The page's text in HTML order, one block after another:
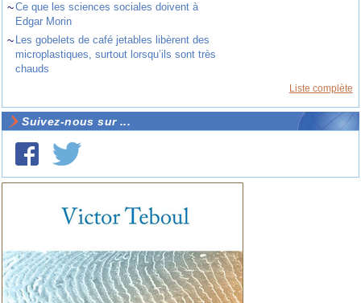
~Ce que les sciences sociales doivent à
Edgar Morin
~ Les gobelets de café jetables libèrent des
microplastiques, surtout lorsqu’ils sont très
chauds
Liste complète
Suivez-nous sur ...